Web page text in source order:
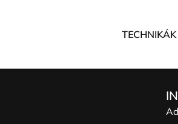
TECHNIKÁK